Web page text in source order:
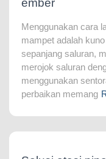
ember
Menggunakan cara
mampet adalah
sepanjang saluran,
merojok saluran
menggunakan
perbaikan memang